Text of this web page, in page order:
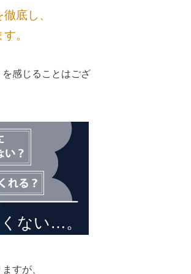
底し、
。
感じることはござ
ない…。
すが、